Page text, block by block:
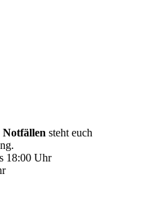
Notfällen steht euch
18:00 Uhr